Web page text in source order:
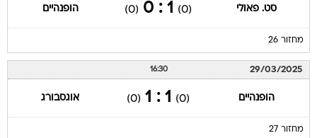
סט. פאולי (0)
1 : 0
(0) הופנהיים
מחזור 26
29/03/2025
16:30
הופנהיים (0)
1 : 1
(0) אוגסבורג
מחזור 27